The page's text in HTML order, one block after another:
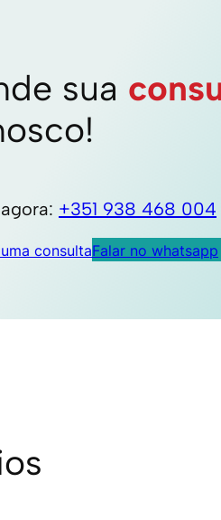
sua
+351 938 468 004
consultaFalar no whatsapp